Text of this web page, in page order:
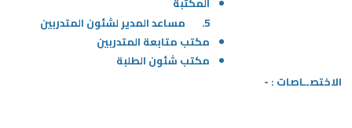
5. مساعد المدير لشئون المتدربين
مكتب متابعة المتدربين
مكتب شئون الطلبة
الاختصــاصات : -